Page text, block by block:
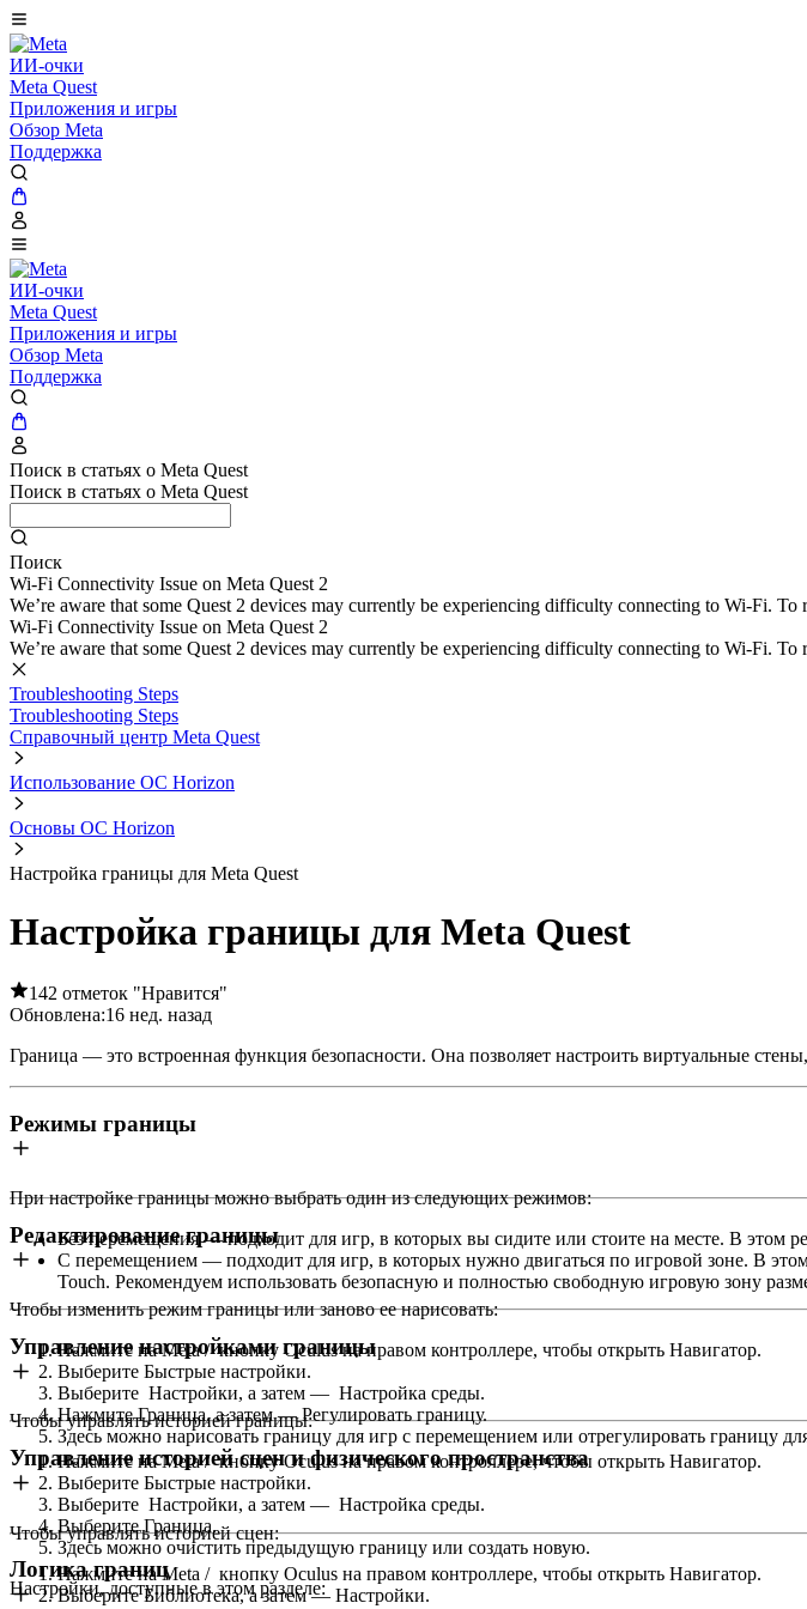
ИИ-очки
Meta Quest
Приложения и игры
Обзор Meta
Поддержка
ИИ-очки
Meta Quest
Приложения и игры
Обзор Meta
Поддержка
Поиск в статьях о Meta Quest
Поиск в статьях о Meta Quest
Поиск
Wi-Fi Connectivity Issue on Meta Quest 2
We’re aware that some Quest 2 devices may currently be experiencing difficulty connecting to Wi-Fi.
Wi-Fi Connectivity Issue on Meta Quest 2
We’re aware that some Quest 2 devices may currently be experiencing difficulty connecting to Wi-Fi.
Troubleshooting Steps
Troubleshooting Steps
Справочный центр Meta Quest
Использование ОС Horizon
Основы ОС Horizon
Настройка границы для Meta Quest
Настройка границы для Meta Quest
142 отметок "Нравится"
Обновлена:16 нед. назад
Граница — это встроенная функция безопасности. Она позволяет настроить виртуальные
Режимы границы
При настройке границы можно выбрать один из следующих режимов:
Без перемещения— подходит для игр, в которых вы сидите или стоите на месте. В этом
С перемещением — подходит для игр, в которых нужно двигаться по игровой зоне. В
Touch. Рекомендуем использовать безопасную и полностью свободную игровую зону
Редактирование границы
Чтобы изменить режим границы или заново ее нарисовать:
Нажмите наMeta/кнопку Oculusна правом контроллере, чтобы открыть Навигатор.
Выберите Быстрые настройки.
Выберите Настройки, а затем — Настройка среды.
НажмитеГраница, а затем —Регулировать границу.
Здесь можно нарисовать границу для игр с перемещением или отрегулировать границу
Управление настройками границы
Чтобы управлять историей границы:
Нажмите наMeta/кнопку Oculusна правом контроллере, чтобы открыть Навигатор.
Выберите Быстрые настройки.
Выберите Настройки, а затем — Настройка среды.
ВыберитеГраница.
Здесь можно очистить предыдущую границу или создать новую.
Настройки, доступные в этом разделе:
Управление историей сцен и физического пространства
Чтобы управлять историей сцен:
Нажмите наMeta / кнопку Oculus на правом контроллере, чтобы открыть Навигатор.
ВыберитеБиблиотека, а затем — Настройки.
Логика границ